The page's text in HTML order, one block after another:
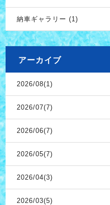
納車ギャラリー (1)
アーカイブ
2026/08(1)
2026/07(7)
2026/06(7)
2026/05(7)
2026/04(3)
2026/03(5)